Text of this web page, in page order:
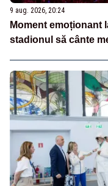
9 aug. 2026, 20:24
Moment emoționant
stadionul să cânte